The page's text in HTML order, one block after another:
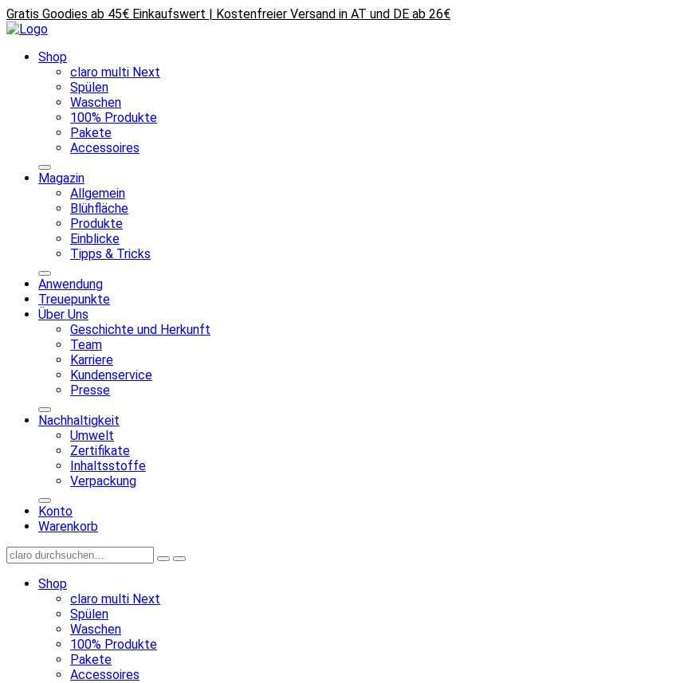
Gratis Goodies ab 45€ Einkaufswert | Kostenfreier Versand in AT und DE ab 26€
Shop
claro multi Next
Spülen
Waschen
100% Produkte
Pakete
Accessoires
Magazin
Allgemein
Blühfläche
Produkte
Einblicke
Tipps & Tricks
Anwendung
Treuepunkte
Über Uns
Geschichte und Herkunft
Team
Karriere
Kundenservice
Presse
Nachhaltigkeit
Umwelt
Zertifikate
Inhaltsstoffe
Verpackung
Konto
Warenkorb
Shop
claro multi Next
Spülen
Waschen
100% Produkte
Pakete
Accessoires